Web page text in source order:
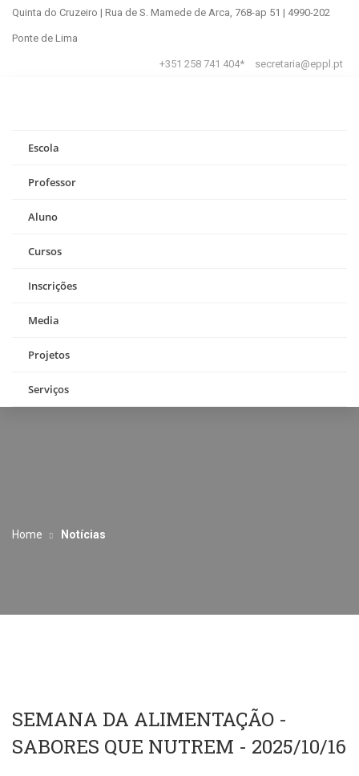
Quinta do Cruzeiro | Rua de S. Mamede de Arca, 768-ap 51 | 4990-202
Ponte de Lima
+351 258 741 404* secretaria@eppl.pt
Escola
Professor
Aluno
Cursos
Inscrições
Media
Projetos
Serviços
Home Notícias
SEMANA DA ALIMENTAÇÃO -
SABORES QUE NUTREM - 2025/10/16